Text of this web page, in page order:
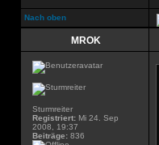
Nach oben
MROK
Sturmreiter
Registriert: Mi 24. Sep
2008, 19:37
Beiträge: 836